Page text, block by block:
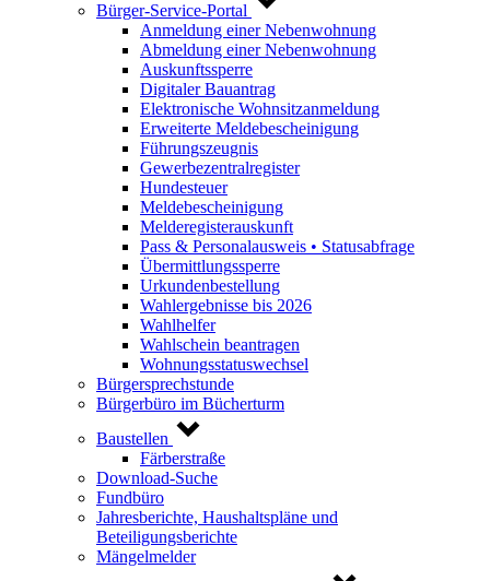
Bürger-Service-Portal
Anmeldung einer Nebenwohnung
Abmeldung einer Nebenwohnung
Auskunftssperre
Digitaler Bauantrag
Elektronische Wohnsitzanmeldung
Erweiterte Meldebescheinigung
Führungszeugnis
Gewerbezentralregister
Hundesteuer
Meldebescheinigung
Melderegisterauskunft
Pass & Personalausweis • Statusabfrage
Übermittlungssperre
Urkundenbestellung
Wahlergebnisse bis 2026
Wahlhelfer
Wahlschein beantragen
Wohnungsstatuswechsel
Bürgersprechstunde
Bürgerbüro im Bücherturm
Baustellen
Färberstraße
Download-Suche
Fundbüro
Jahresberichte, Haushaltspläne und
Beteiligungsberichte
Mängelmelder